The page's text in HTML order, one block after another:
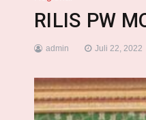
RILIS PW
admin Juli 22, 2022